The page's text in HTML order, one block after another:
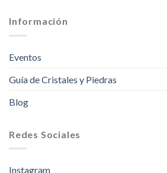
Información
Eventos
Guía de Cristales y Piedras
Blog
Redes Sociales
Instagram